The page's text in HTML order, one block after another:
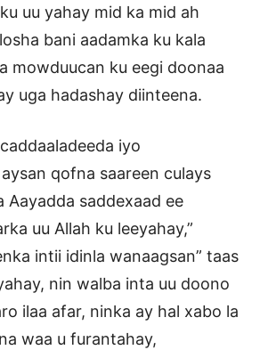
uu yahay mid ka mid ah
bani aadamka ku kala
mowduucan ku eegi doonaa
uga hadashay diinteena.
iyo
qofna saareen culays
Aayadda saddexaad ee
uu Allah ku leeyahay,”
intii idinla wanaagsan” taas
nin walba inta uu doono
ilaa afar, ninka ay hal xabo la
waa u furantahay,